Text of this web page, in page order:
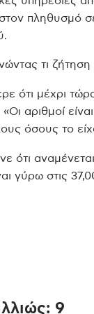
πληθυσμό
τι
ότι μέχρι
αριθμοί
όσους το
ότι
γύρω στις
9